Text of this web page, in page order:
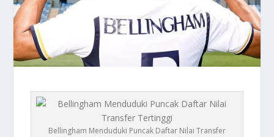
Bellingham Menduduki Puncak Daftar Nilai Transfer